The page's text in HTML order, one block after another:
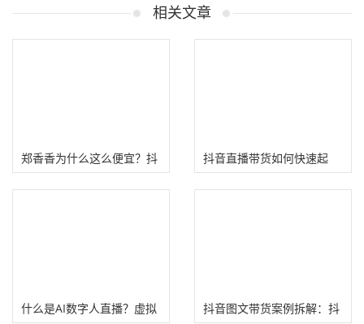
相关文章
郑香香为什么这么便宜？抖
音直播间几天就卖1个亿
抖音直播带货如何快速起
号？(分享24节抖音带货实
什么是AI数字人直播？虚拟 抖音图文带货案例拆解：抖